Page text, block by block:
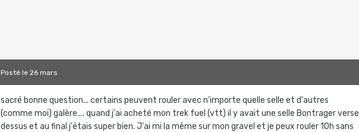
Postéle 26 mars
sacré bonne question... certains peuvent rouler avec n'importe quelle selle et d'autres
(comme moi) galère.... quand j'ai acheté mon trek fuel (vtt) il y avait une selle Bontrager verse
dessus et au final j'étais super bien. J'ai mi la même sur mon gravel et je peux rouler 10h sans